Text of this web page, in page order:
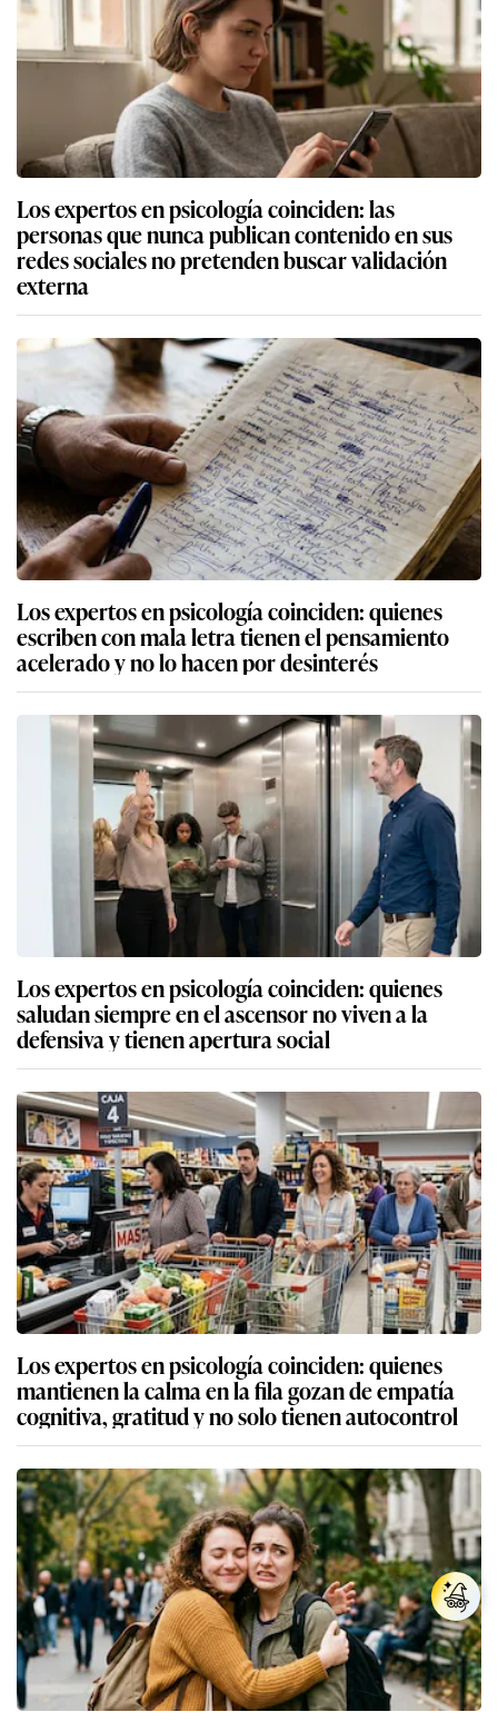
Los expertos en psicología coinciden: las
personas que nunca publican contenido en sus
redes sociales no pretenden buscar validación
externa
Los expertos en psicología coinciden: quienes
escriben con mala letra tienen el pensamiento
acelerado y no lo hacen por desinterés
Los expertos en psicología coinciden: quienes
saludan siempre en el ascensor no viven a la
defensiva y tienen apertura social
Los expertos en psicología coinciden: quienes
mantienen la calma en la fila gozan de empatía
cognitiva, gratitud y no solo tienen autocontrol